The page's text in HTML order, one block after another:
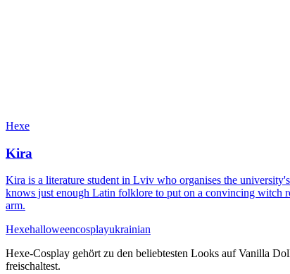
Hexe
Kira
Kira is a literature student in Lviv who organises the
knows just enough Latin folklore to put on a convincing witch
arm.
Hexehalloweencosplayukrainian
Hexe-Cosplay gehört zu den beliebtesten Looks auf Vanilla
freischaltest.